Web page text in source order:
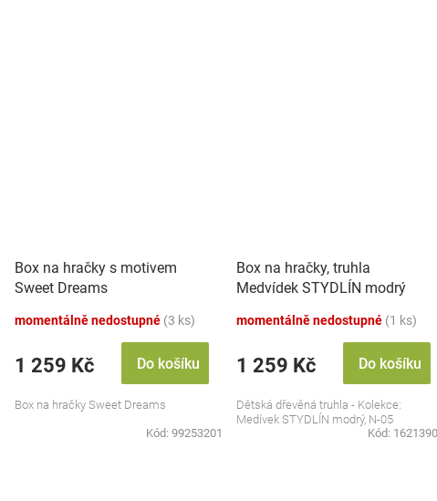
Box na hračky s motivem
Sweet Dreams
momentálně nedostupné (3 ks)
1 259 Kč Do košíku
Box na hračky Sweet Dreams
Kód: 99253201
Box na hračky, truhla
Medvídek STYDLÍN modrý
momentálně nedostupné (1 ks)
1 259 Kč Do košíku
Dětská dřevěná truhla - Kolekce:
Medívek STYDLÍN modrý, N-05
Kód: